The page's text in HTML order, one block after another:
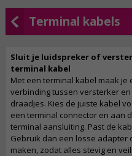
Terminal kabels
Sluit je luidspreker of
terminal kabel
Met een terminal kabel maak
verbinding tussen versterker
draadjes. Kies de juiste kabel
een terminal connector en aan
terminal aansluiting. Past de
Gebruik dan een losse adapter
maken, zodat alles stevig en